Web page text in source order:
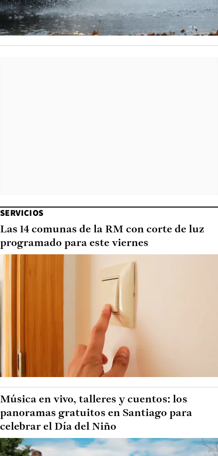
SERVICIOS
Las 14 comunas de la RM con corte de luz
programado para este viernes
Música en vivo, talleres y cuentos: los
panoramas gratuitos en Santiago para
celebrar el Día del Niño